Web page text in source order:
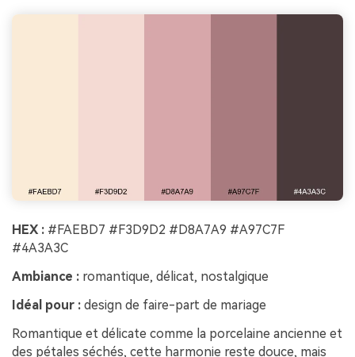
HEX : #FAEBD7 #F3D9D2 #D8A7A9 #A97C7F
#4A3A3C
Ambiance : romantique, délicat, nostalgique
Idéal pour : design de faire-part de mariage
Romantique et délicate comme la porcelaine ancienne et
des pétales séchés, cette harmonie reste douce, mais